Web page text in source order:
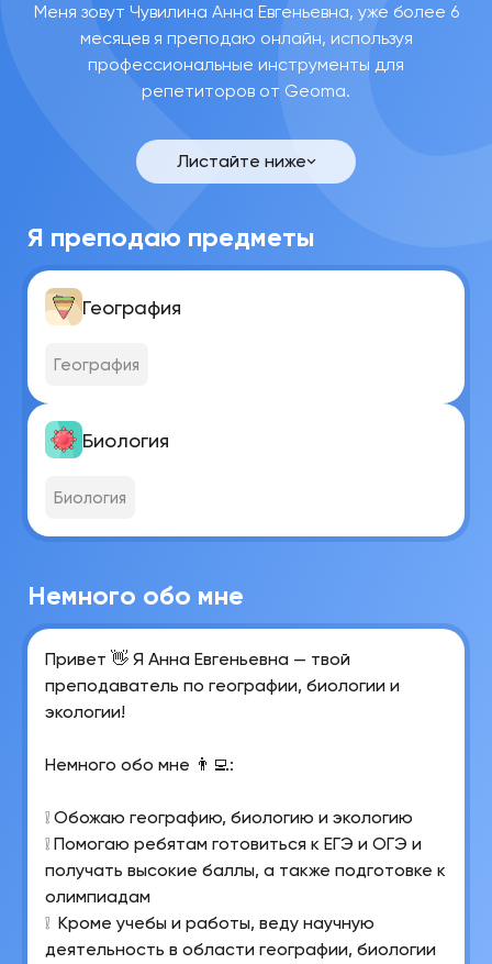
Меня зовут Чувилина Анна Евгеньевна, уже более 6
месяцев я преподаю онлайн, используя
профессиональные инструменты для
репетиторов от Geoma.
Листайте ниже
Анна
Связаться
Я преподаю предметы
География
География
Биология
Биология
Немного обо мне
Привет 👋 Я Анна Евгеньевна — твой
преподаватель по географии, биологии и
экологии!
Немного обо мне 👨‍💻:
❕ Обожаю географию, биологию и экологию
❕ Помогаю ребятам готовиться к ЕГЭ и ОГЭ и
получать высокие баллы, а также подготовке к
олимпиадам
❕ Кроме учебы и работы, веду научную
деятельность в области географии, биологии